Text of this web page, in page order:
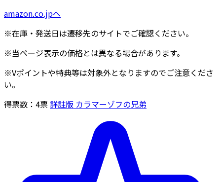
amazon.co.jpへ
※在庫・発送日は遷移先のサイトでご確認ください。
※当ページ表示の価格とは異なる場合があります。
※Vポイントや特典等は対象外となりますのでご注意くださ
い。
得票数： 4票 詳註版 カラマーゾフの兄弟